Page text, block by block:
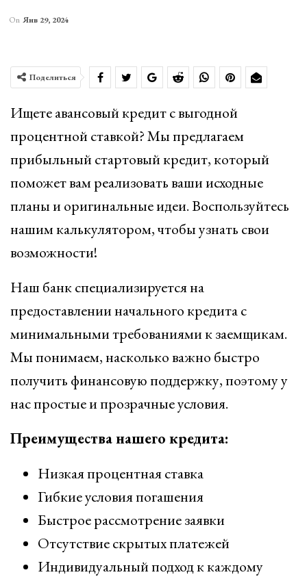
On Янв 29, 2024
Поделиться
Ищете авансовый кредит с выгодной
процентной ставкой? Мы предлагаем
прибыльный стартовый кредит, который
поможет вам реализовать ваши исходные
планы и оригинальные идеи. Воспользуйтесь
нашим калькулятором, чтобы узнать свои
возможности!
Наш банк специализируется на
предоставлении начального кредита с
минимальными требованиями к заемщикам.
Мы понимаем, насколько важно быстро
получить финансовую поддержку, поэтому у
нас простые и прозрачные условия.
Преимущества нашего кредита:
Низкая процентная ставка
Гибкие условия погашения
Быстрое рассмотрение заявки
Отсутствие скрытых платежей
Индивидуальный подход к каждому